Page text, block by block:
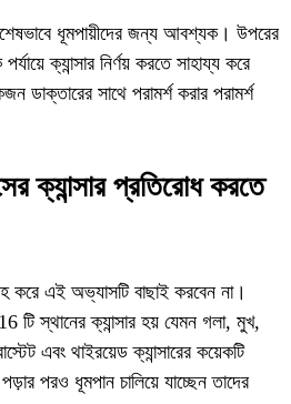
ধূমপায়ীদের জন্য আবশ্যক। উপরের
ক্যান্সার নির্ণয় করতে সাহায্য করে
সাথে পরামর্শ করার পরামর্শ
ক্যান্সার প্রতিরোধ করতে
করে এই অভ্যাসটি বাছাই করবেন না।
টি স্থানের ক্যান্সার হয় যেমন গলা, মুখ,
এবং থাইরয়েড ক্যান্সারের কয়েকটি
পরও ধূমপান চালিয়ে যাচ্ছেন তাদের